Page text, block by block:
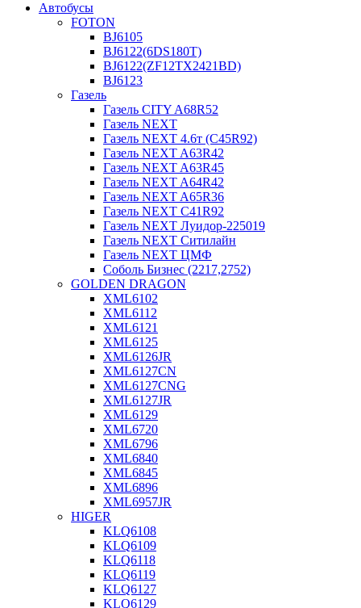
Автобусы
FOTON
BJ6105
BJ6122(6DS180T)
BJ6122(ZF12TX2421BD)
BJ6123
Газель
Газель CITY A68R52
Газель NEXT
Газель NEXT 4.6т (C45R92)
Газель NEXT A63R42
Газель NEXT A63R45
Газель NEXT A64R42
Газель NEXT A65R36
Газель NEXT C41R92
Газель NEXT Луидор-225019
Газель NEXT Ситилайн
Газель NEXT ЦМФ
Соболь Бизнес (2217,2752)
GOLDEN DRAGON
XML6102
XML6112
XML6121
XML6125
XML6126JR
XML6127CN
XML6127CNG
XML6127JR
XML6129
XML6720
XML6796
XML6840
XML6845
XML6896
XML6957JR
HIGER
KLQ6108
KLQ6109
KLQ6118
KLQ6119
KLQ6127
KLQ6129